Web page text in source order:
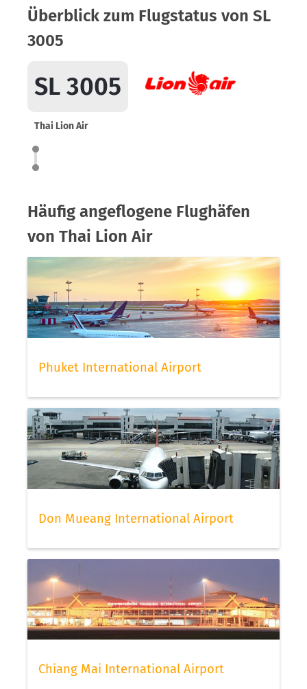
Überblick zum Flugstatus von SL
3005
SL 3005
Thai Lion Air
Häufig angeflogene Flughäfen
von Thai Lion Air
Phuket International Airport
Don Mueang International Airport
Chiang Mai International Airport